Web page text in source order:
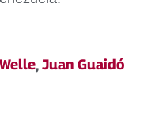
,Juan Guaidó